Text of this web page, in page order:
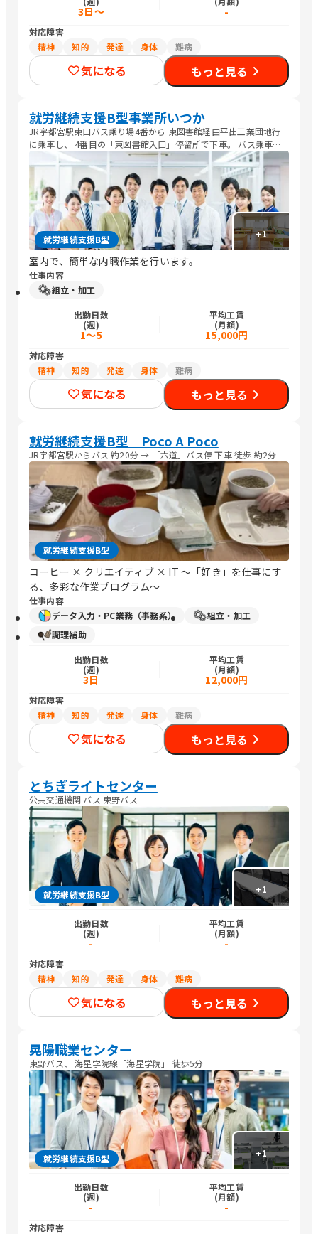
3日～ -
対応障害
精神
知的 発達 身体 難病
気になる もっと見る
就労継続支援B型事業所いつか
JR宇都宮駅東口バス乗り場4番から 東図書館経由平出工業団地行
に乗車し、 4番目の「東図書館入口」停留所で下車。 バス乗車時
間約4分、停留所から徒歩約1分です。 料金:170円 宇都宮駅東口→
宿郷町→花蔵院角→弁才天橋 →東図書館入口 (約4分)
+1
就労継続支援B型
室内で、簡単な内職作業を行います。
仕事内容
組立・加工
出勤日数
(週)
1～5
平均工賃
(月額)
15,000円
対応障害
精神
知的 発達 身体 難病
気になる もっと見る
就労継続支援B型 Poco A Poco
JR宇都宮駅からバス 約20分 → 「六道」バス停 下車 徒歩 約2分
就労継続支援B型
コーヒー × クリエイティブ × IT 〜「好き」を仕事にす
る、多彩な作業プログラム〜
仕事内容
データ入力・PC業務（事務系）
組立・加工
調理補助
出勤日数
(週)
3日
平均工賃
(月額)
12,000円
対応障害
精神
知的 発達 身体 難病
気になる もっと見る
とちぎライトセンター
公共交通機関 バス 東野バス
+1
就労継続支援B型
出勤日数
(週)
-
平均工賃
(月額)
-
対応障害
精神
知的 発達 身体 難病
気になる もっと見る
晃陽職業センター
東野バス、 海星学院線「海星学院」 徒歩5分
+1
就労継続支援B型
出勤日数
(週)
-
平均工賃
(月額)
-
対応障害